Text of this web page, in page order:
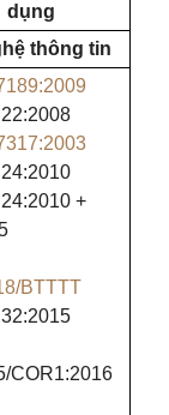
dụng
thông tin
+
BTTTT
COR1:2016